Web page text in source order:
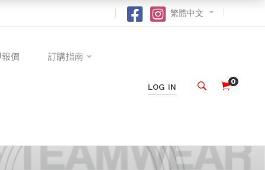
繁體中文
價 訂購指南
LOG IN
0